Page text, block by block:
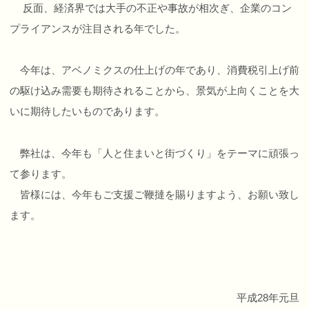
反面、経済界では大手の不正や事故が相次ぎ、企業のコン
プライアンスが注目される年でした。
今年は、アベノミクスの仕上げの年であり、消費税引上げ前
の駆け込み需要も期待されることから、景気が上向くことを大
いに期待したいものであります。
弊社は、今年も「人と住まいと街づくり」をテーマに頑張っ
て参ります。
皆様には、今年もご支援ご鞭撻を賜りますよう、お願い致し
ます。
平成28年元旦